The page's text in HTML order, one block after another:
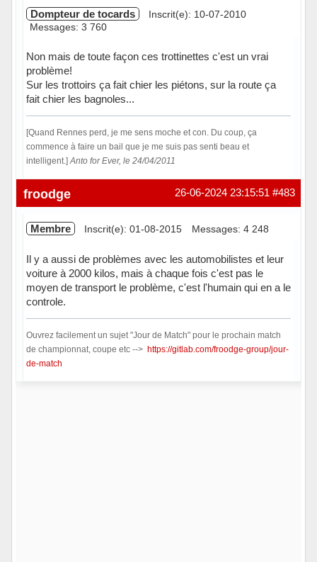
Dompteur de tocards
Inscrit(e): 10-07-2010
Messages: 3 760
Non mais de toute façon ces trottinettes c'est un vrai
problème!
Sur les trottoirs ça fait chier les piétons, sur la route ça
fait chier les bagnoles...
[Quand Rennes perd, je me sens moche et con. Du coup, ça
commence à faire un bail que je me suis pas senti beau et
intelligent.]Anto for Ever, le 24/04/2011
Hors ligne #483
26-06-2024 23:15:51
froodge
Membre Inscrit(e): 01-08-2015 Messages: 4 248
Il y a aussi de problèmes avec les automobilistes et leur
voiture à 2000 kilos, mais à chaque fois c'est pas le
moyen de transport le problème, c'est l'humain qui en a le
controle.
Ouvrez facilement un sujet "Jour de Match" pour le prochain match
de championnat, coupe etc --> https://gitlab.com/froodge-group/jour-
de-match